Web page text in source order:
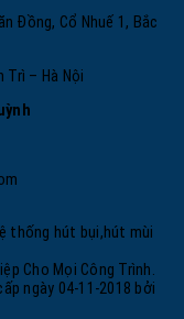
Đồng, Cổ Nhuế 1, Bắc
Trì – Hà Nội
thống hút bụi,hút mùi
Cho Mọi Công Trình.
ngày 04-11-2018 bởi